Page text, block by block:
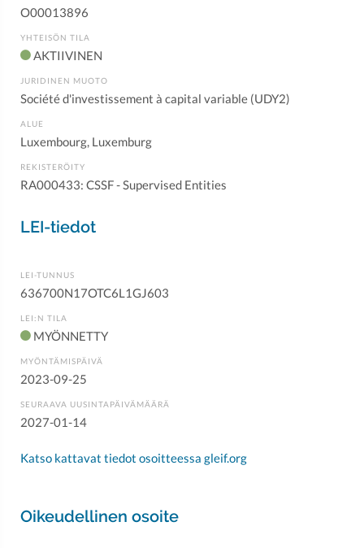
O00013896
YHTEISÖN TILA
AKTIIVINEN
JURIDINEN MUOTO
Société d'investissement à capital variable (UDY2)
ALUE
Luxembourg, Luxemburg
REKISTERÖITY
RA000433: CSSF - Supervised Entities
LEI-tiedot
LEI-TUNNUS
636700N17OTC6L1GJ603
LEI:N TILA
MYÖNNETTY
MYÖNTÄMISPÄIVÄ
2023-09-25
SEURAAVA UUSINTAPÄIVÄMÄÄRÄ
2027-01-14
Katso kattavat tiedot osoitteessa gleif.org
Oikeudellinen osoite